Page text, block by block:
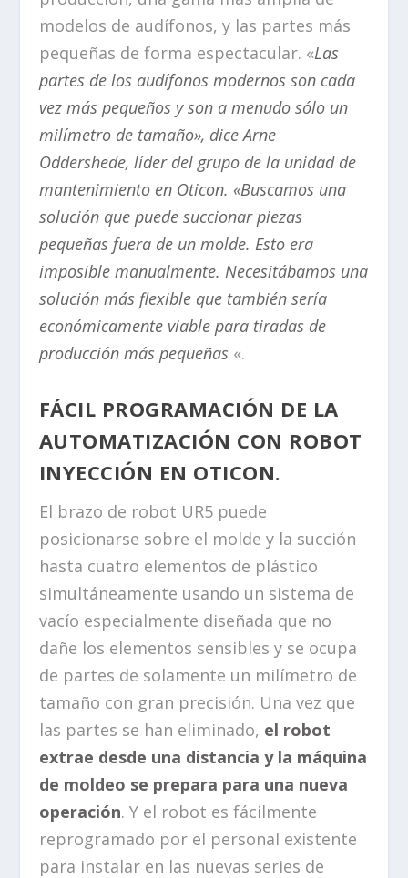
modelos de audífonos, y las partes más
pequeñas de forma espectacular. «Las
partes de los audífonos modernos son cada
vez más pequeños y son a menudo sólo un
milímetro de tamaño», dice Arne
Oddershede, líder del grupo de la unidad de
mantenimiento en Oticon. «Buscamos una
solución que puede succionar piezas
pequeñas fuera de un molde. Esto era
imposible manualmente. Necesitábamos una
solución más flexible que también sería
económicamente viable para tiradas de
producción más pequeñas «.
FÁCIL PROGRAMACIÓN DE LA
AUTOMATIZACIÓN CON ROBOT
INYECCIÓN EN OTICON.
El brazo de robot UR5 puede
posicionarse sobre el molde y la succión
hasta cuatro elementos de plástico
simultáneamente usando un sistema de
vacío especialmente diseñada que no
dañe los elementos sensibles y se ocupa
de partes de solamente un milímetro de
tamaño con gran precisión. Una vez que
las partes se han eliminado, el robot
extrae desde una distancia y la máquina
de moldeo se prepara para una nueva
operación. Y el robot es fácilmente
reprogramado por el personal existente
para instalar en las nuevas series de